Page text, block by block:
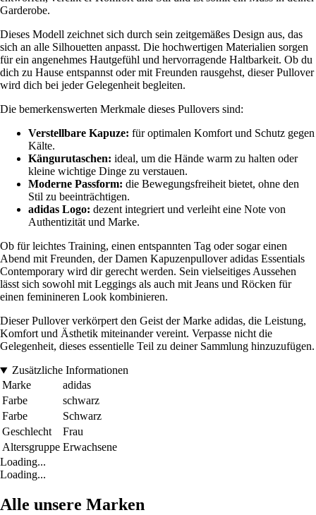
Garderobe.
Dieses Modell zeichnet sich durch sein zeitgemäßes Design aus, das
sich an alle Silhouetten anpasst. Die hochwertigen Materialien sorgen
für ein angenehmes Hautgefühl und hervorragende Haltbarkeit. Ob du
dich zu Hause entspannst oder mit Freunden rausgehst, dieser Pullover
wird dich bei jeder Gelegenheit begleiten.
Die bemerkenswerten Merkmale dieses Pullovers sind:
Verstellbare Kapuze: für optimalen Komfort und Schutz gegen
Kälte.
Kängurutaschen: ideal, um die Hände warm zu halten oder
kleine wichtige Dinge zu verstauen.
Moderne Passform: die Bewegungsfreiheit bietet, ohne den
Stil zu beeinträchtigen.
adidas Logo: dezent integriert und verleiht eine Note von
Authentizität und Marke.
Ob für leichtes Training, einen entspannten Tag oder sogar einen
Abend mit Freunden, der Damen Kapuzenpullover adidas Essentials
Contemporary wird dir gerecht werden. Sein vielseitiges Aussehen
lässt sich sowohl mit Leggings als auch mit Jeans und Röcken für
einen feminineren Look kombinieren.
Dieser Pullover verkörpert den Geist der Marke adidas, die Leistung,
Komfort und Ästhetik miteinander vereint. Verpasse nicht die
Gelegenheit, dieses essentielle Teil zu deiner Sammlung hinzuzufügen.
Zusätzliche Informationen
Marke
adidas
Farbe
schwarz
Farbe
Schwarz
Geschlecht
Frau
Altersgruppe Erwachsene
Loading...
Loading...
Alle unsere Marken